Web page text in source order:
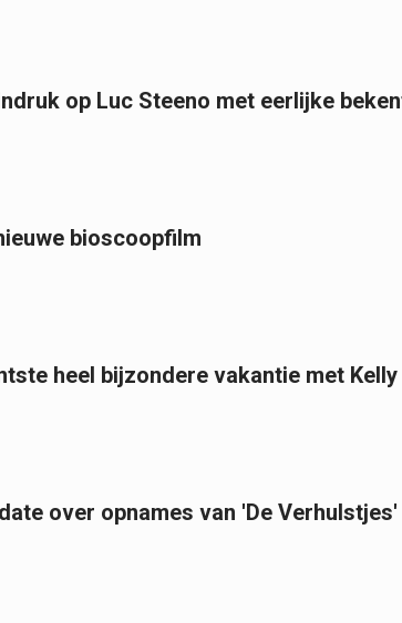
op Luc Steeno met eerlijke
bioscoopfilm
heel bijzondere vakantie met
over opnames van 'De Verhulstjes'